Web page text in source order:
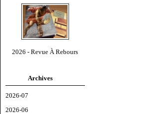
2026 - Revue À Rebours
Archives
2026-07
2026-06